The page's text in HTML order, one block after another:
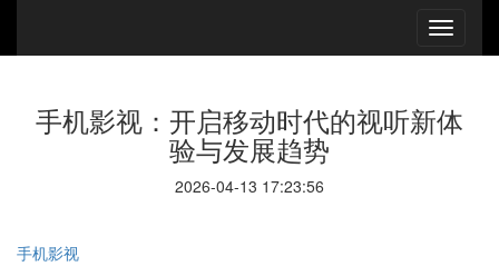
手机影视：开启移动时代的视听新体
验与发展趋势
2026-04-13 17:23:56
手机影视